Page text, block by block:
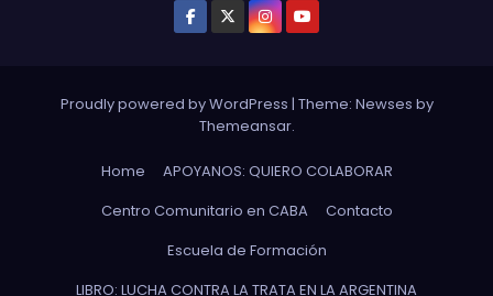
Proudly powered by WordPress | Theme: Newses by
Themeansar.
Home
APOYANOS: QUIERO COLABORAR
Centro Comunitario en CABA
Contacto
Escuela de Formación
LIBRO: LUCHA CONTRA LA TRATA EN LA ARGENTINA